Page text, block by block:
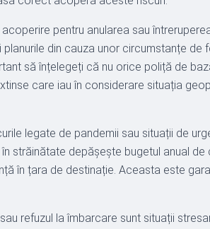
pentru anularea sau
din cauza unor circumstanțe de
să înțelegeți că nu orice poliță de
care iau în considerare situația
legate de pandemii sau situații de
străinătate depășește bugetul anual de
în țara de destinație. Aceasta este
refuzul la îmbarcare sunt situații